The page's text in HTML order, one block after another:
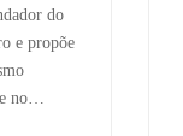
do
e propõe
no…